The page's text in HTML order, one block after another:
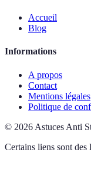
Accueil
Blog
Informations
A propos
Contact
Mentions légales
Politique de
© 2026 Astuces Anti
Certains liens sont des